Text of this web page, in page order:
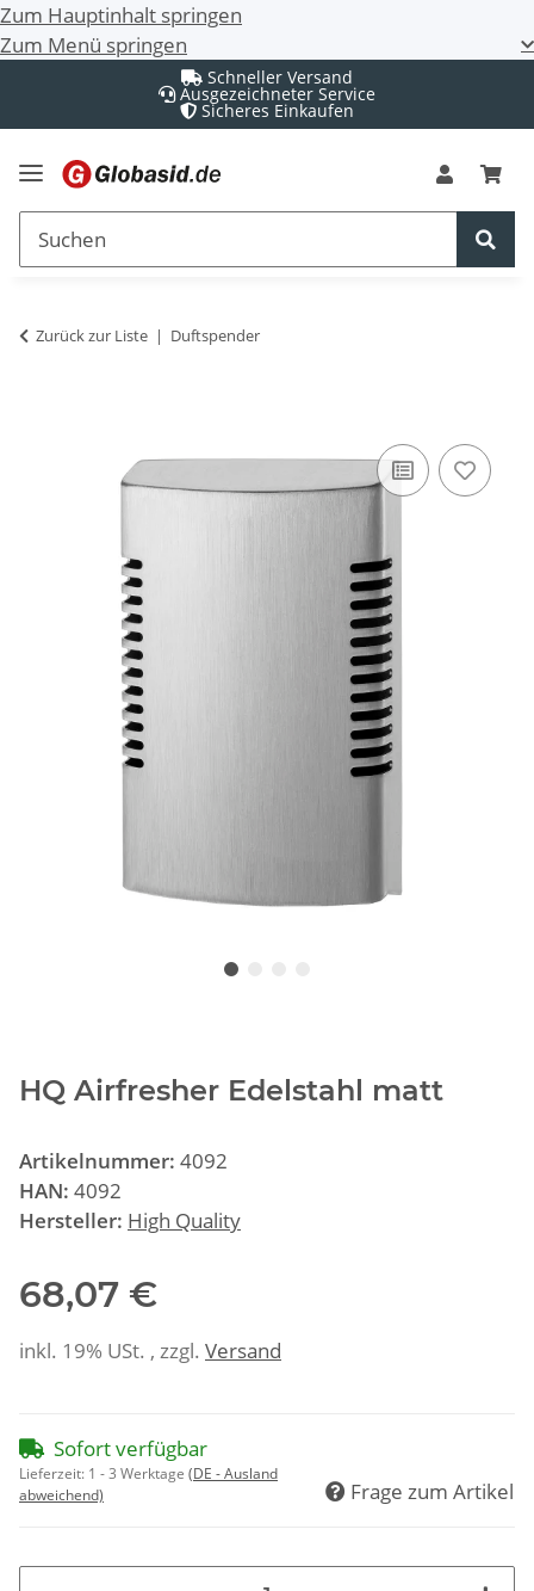
Zum Hauptinhalt springen
Zum Menü springen
Schneller Versand
Ausgezeichneter Service
Sicheres Einkaufen
Zurück zur Liste Duftspender
HQ Airfresher Edelstahl matt
Artikelnummer: 4092
HAN: 4092
Hersteller: High Quality
68,07 €
inkl. 19% USt. , zzgl. Versand
Sofort verfügbar
Lieferzeit: 1 - 3 Werktage (DE - Ausland
abweichend)
Frage zum Artikel